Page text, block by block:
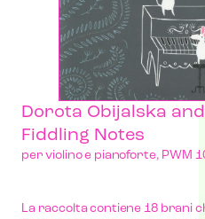
Dorota Obijalska
Fiddling Notes
per violino e pianoforte, PWM
La raccolta contiene 18 brani